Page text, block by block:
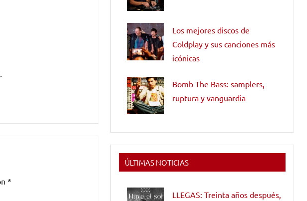
*
Los mejores discos de
Coldplay y sus canciones más
icónicas
Bomb The Bass: samplers,
ruptura y vanguardia
ÚLTIMAS NOTICIAS
LLEGAS: Treinta años después,